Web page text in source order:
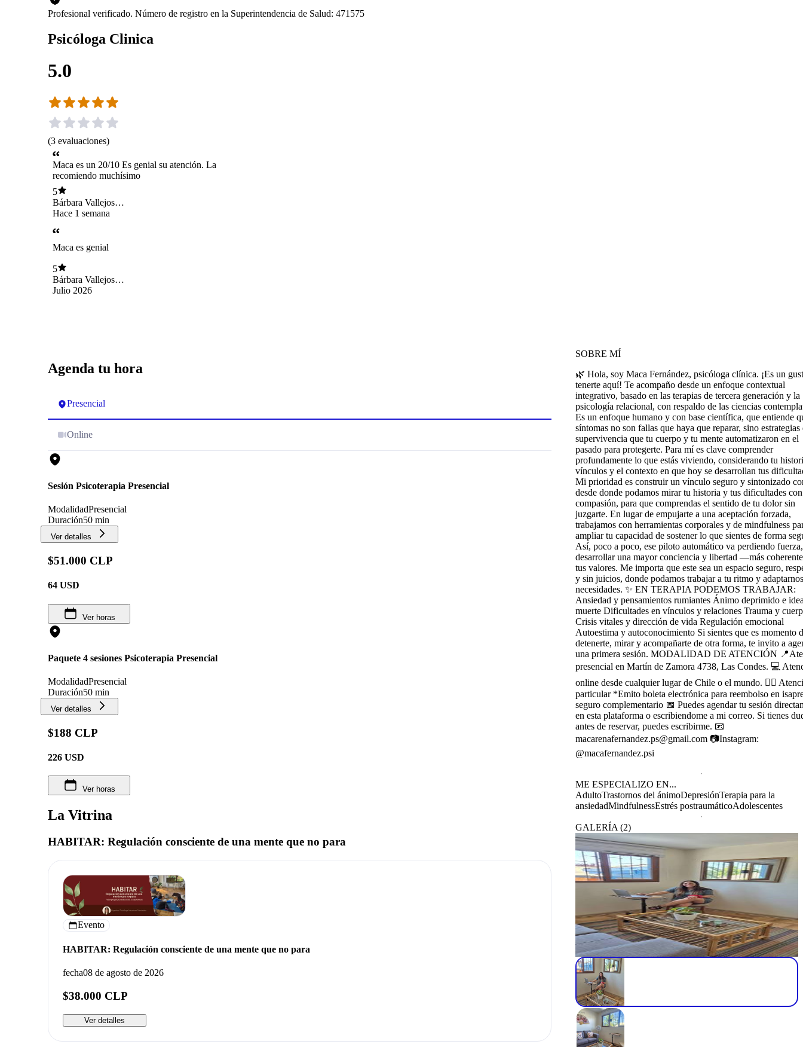
Profesional verificado. Número de registro en la Superintendencia de Salud: 471575
Psicóloga Clinica
5.0
(3 evaluaciones)
Maca es un 20/10 Es genial su atención. La
recomiendo muchísimo
5
Bárbara Vallejos
Lara
Hace 1 semana
Maca es genial
5
Bárbara Vallejos
Lara
Julio 2026
Agenda tu hora
Presencial
Online
Sesión Psicoterapia Presencial
ModalidadPresencial
Duración50 min
Ver detalles
$51.000 CLP
64 USD
Ver horas
Paquete 4 sesiones Psicoterapia Presencial
ModalidadPresencial
Duración50 min
Ver detalles
$188 CLP
226 USD
Ver horas
La Vitrina
HABITAR: Regulación consciente de una mente que no para
Evento
HABITAR: Regulación consciente de una mente que no para
fecha08 de agosto de 2026
$38.000 CLP
Ver detalles
SOBRE MÍ
🌿 Hola, soy Maca Fernández, psicóloga clínica. ¡Es un
tenerte aquí! Te acompaño desde un enfoque contextual
integrativo, basado en las terapias de tercera generación y la
psicología relacional, con respaldo de las ciencias
Es un enfoque humano y con base científica, que entiende
síntomas no son fallas que haya que reparar, sino estrategias
supervivencia que tu cuerpo y tu mente automatizaron en el
pasado para protegerte. Para mí es clave comprender
profundamente lo que estás viviendo, considerando tu
vínculos y el contexto en que hoy se desarrollan tus
Mi prioridad es construir un vínculo seguro y sintonizado
desde donde podamos mirar tu historia y tus dificultades con
compasión, para que comprendas el sentido de tu dolor sin
juzgarte. En lugar de empujarte a una aceptación forzada,
trabajamos con herramientas corporales y de mindfulness
ampliar tu capacidad de sostener lo que sientes de forma
Así, poco a poco, ese piloto automático va perdiendo
desarrollar una mayor conciencia y libertad —más
tus valores. Me importa que este sea un espacio seguro,
y sin juicios, donde podamos trabajar a tu ritmo y
necesidades. ✨ EN TERAPIA PODEMOS TRABAJAR:
Ansiedad y pensamientos rumiantes Ánimo deprimido e
muerte Dificultades en vínculos y relaciones Trauma y
Crisis vitales y dirección de vida Regulación emocional
Autoestima y autoconocimiento Si sientes que es momento
detenerte, mirar y acompañarte de otra forma, te invito a
una primera sesión. MODALIDAD DE ATENCIÓN
presencial en Martín de Zamora 4738, Las Condes. 💻
online desde cualquier lugar de Chile o el mundo. 👩‍⚕️
particular *Emito boleta electrónica para reembolso en
seguro complementario 📅 Puedes agendar tu sesión
en esta plataforma o escribiendome a mi correo. Si tienes
antes de reservar, puedes escribirme. 📧
macarenafernandez.ps@gmail.com 📷Instagram:
@macafernandez.psi
ME ESPECIALIZO EN...
AdultoTrastornos del ánimoDepresiónTerapia para la
ansiedadMindfulnessEstrés postraumáticoAdolescentes
GALERÍA (2)